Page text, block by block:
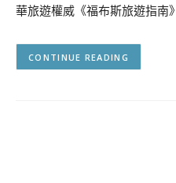
華旅遊權威《福布斯旅遊指南
CONTINUE READING